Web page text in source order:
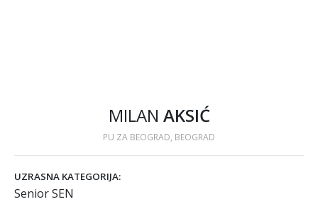
MILAN AKSIĆ
PU ZA BEOGRAD, BEOGRAD
UZRASNA KATEGORIJA:
Senior SEN